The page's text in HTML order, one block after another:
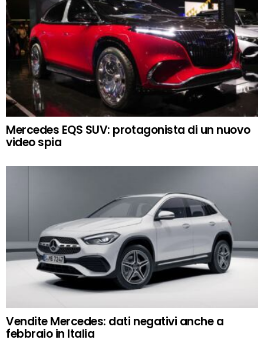
Mercedes EQS SUV: protagonista di un nuovo
video spia
Vendite Mercedes: dati negativi anche a
febbraio in Italia